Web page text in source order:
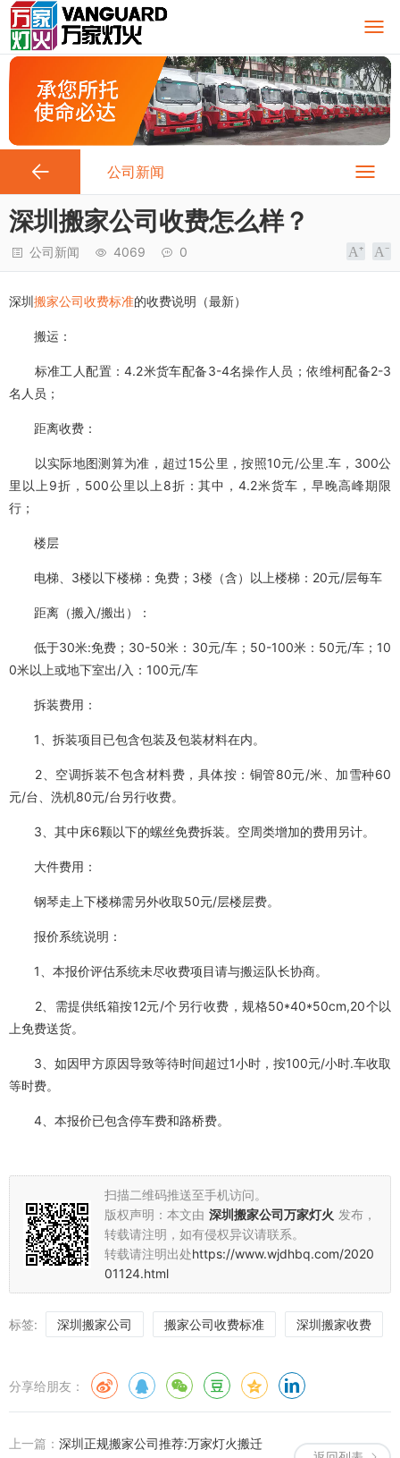
公司新闻
深圳搬家公司收费怎么样？
公司新闻 4069 0
深圳搬家公司收费标准的收费说明（最新）
搬运：
标准工人配置：4.2米货车配备3-4名操作人员；依维柯配备2-3
名人员；
距离收费：
以实际地图测算为准，超过15公里，按照10元/公里.车，300公
里以上9折，500公里以上8折：其中，4.2米货车，早晚高峰期限
行；
楼层
电梯、3楼以下楼梯：免费；3楼（含）以上楼梯：20元/层每车
距离（搬入/搬出）：
低于30米:免费；30-50米：30元/车；50-100米：50元/车；10
0米以上或地下室出/入：100元/车
拆装费用：
1、拆装项目已包含包装及包装材料在内。
2、空调拆装不包含材料费，具体按：铜管80元/米、加雪种60
元/台、洗机80元/台另行收费。
3、其中床6颗以下的螺丝免费拆装。空周类增加的费用另计。
大件费用：
钢琴走上下楼梯需另外收取50元/层楼层费。
报价系统说明：
1、本报价评估系统未尽收费项目请与搬运队长协商。
2、需提供纸箱按12元/个另行收费，规格50*40*50cm,20个以
上免费送货。
3、如因甲方原因导致等待时间超过1小时，按100元/小时.车收取
等时费。
4、本报价已包含停车费和路桥费。
扫描二维码推送至手机访问。
版权声明：本文由 深圳搬家公司万家灯火 发布，
转载请注明，如有侵权异议请联系。
转载请注明出处https://www.wjdhbq.com/2020
01124.html
标签: 深圳搬家公司 搬家公司收费标准 深圳搬家收费
分享给朋友：
上一篇： 深圳正规搬家公司推荐:万家灯火搬迁